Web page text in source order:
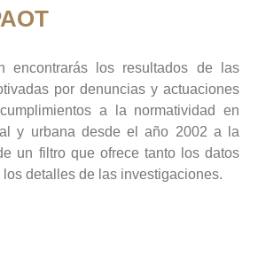
encontrarás los resultados de las
por denuncias y actuaciones
a la normatividad en
y urbana desde el año 2002 a la
un filtro que ofrece tanto los datos
detalles de las investigaciones.